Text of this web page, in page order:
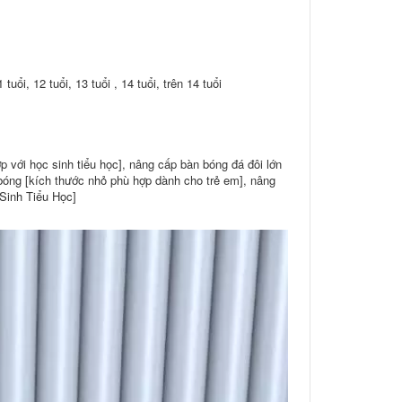
12 tuổi, 13 tuổi , 14 tuổi, trên 14 tuổi
với học sinh tiểu học], nâng cấp bàn bóng đá đôi lớn
[kích thước nhỏ phù hợp dành cho trẻ em], nâng
Tiểu Học]